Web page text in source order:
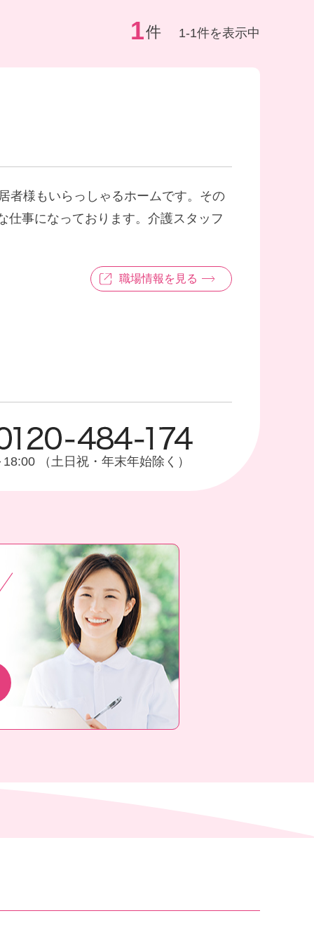
1件 1-1件を表示中
者様もいらっしゃるホームです。その
仕事になっております。介護スタッフ
職場情報を見る
（土日祝・年末年始除く）